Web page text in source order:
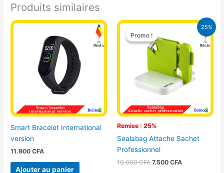
Produits similaires
Smart Bracelet International
version
11.900CFA
Ajouter au panier
25%
Promo !
Remise : 25%
Promo !
Sealabag Attache Sachet
Professionnel
10.000CFA
Le
prix
initial
était :
10.000 CFA.
7.500 CFA
Le
est :
7.500 CFA.